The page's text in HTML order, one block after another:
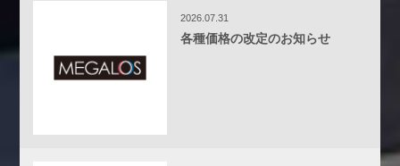
2026.07.31
各種価格の改定のお知らせ